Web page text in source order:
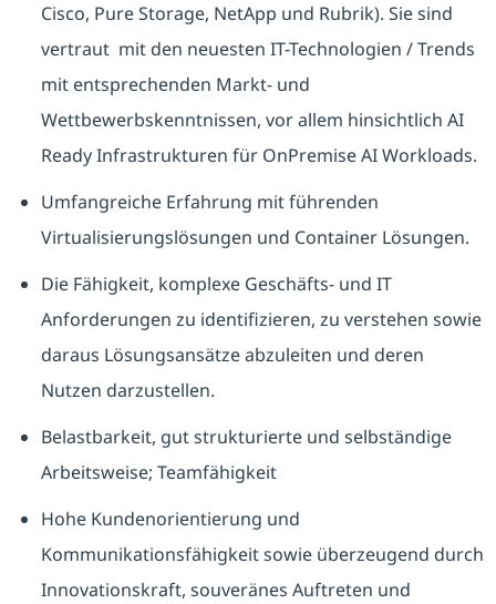
Cisco, Pure Storage, NetApp und Rubrik). Sie sind
vertraut mit den neuesten IT-Technologien / Trends
mit entsprechenden Markt- und
Wettbewerbskenntnissen, vor allem hinsichtlich AI
Ready Infrastrukturen für OnPremise AI Workloads.
Umfangreiche Erfahrung mit führenden
Virtualisierungslösungen und Container Lösungen.
Die Fähigkeit, komplexe Geschäfts- und IT
Anforderungen zu identifizieren, zu verstehen sowie
daraus Lösungsansätze abzuleiten und deren
Nutzen darzustellen.
Belastbarkeit, gut strukturierte und selbständige
Arbeitsweise; Teamfähigkeit
Hohe Kundenorientierung und
Kommunikationsfähigkeit sowie überzeugend durch
Innovationskraft, souveränes Auftreten und